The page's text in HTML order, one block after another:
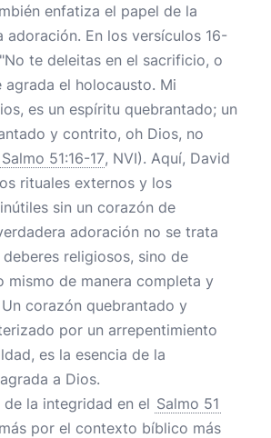
enfatiza el papel de la
adoración. En los versículos 16-
te deleitas en el sacrificio, o
agrada el holocausto. Mi
es un espíritu quebrantado; un
y contrito, oh Dios, no
Salmo 51:16-17, NVI). Aquí, David
rituales externos y los
sin un corazón de
adoración no se trata
religiosos, sino de
mismo de manera completa y
corazón quebrantado y
por un arrepentimiento
es la esencia de la
a Dios.
la integridad en el Salmo 51
por el contexto bíblico más